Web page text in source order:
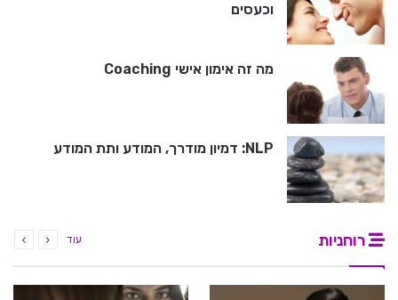
וכעסים
מה זה אימון אישי Coaching
NLP: דמיון מודרך, המודע ותת המודע
רוחניות עוד